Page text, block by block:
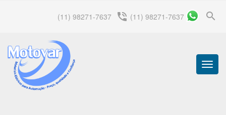
search
(11) 98271-7637 phone_in_talk (11) 98271-7637
Menu